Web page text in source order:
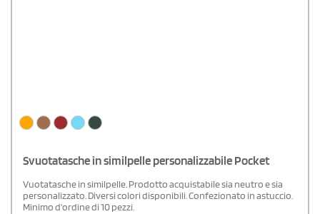
Svuotatasche in similpelle personalizzabile Pocket
Vuotatasche in similpelle. Prodotto acquistabile sia neutro e sia
personalizzato. Diversi colori disponibili. Confezionato in astuccio.
Minimo d'ordine di 10 pezzi.